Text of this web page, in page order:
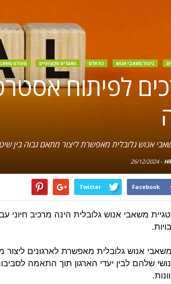
ניהול משאבי אנוש כח אדם מאמרים מקצועיים מעולם
לפיתוח
אנוש גלובלית מאפשרת ליצור מתאם גבוה בין
-
26/12/2024
Facebook
Twitter
משאבי אנוש גלובלית הינה מרכיב חיוני
אנוש גלובלית מאפשרת לארגונים ליצור
שלהם לבין יעדי הארגון תוך התאמה